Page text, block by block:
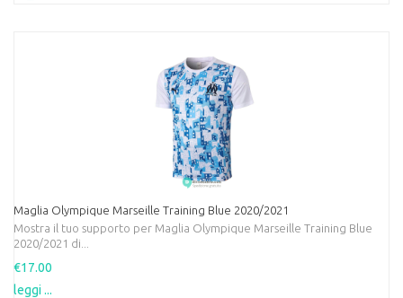
Maglia Olympique Marseille Training Blue 2020/2021
Mostra il tuo supporto per Maglia Olympique Marseille Training Blue
2020/2021 di...
€17.00
leggi ...